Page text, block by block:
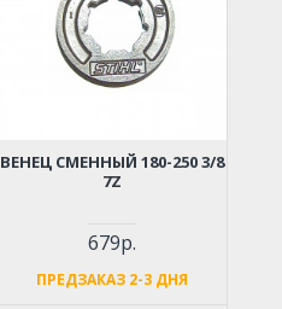
ВЕНЕЦ СМЕННЫЙ 180-250 3/8
7Z
679р.
ПРЕДЗАКАЗ 2-3 ДНЯ